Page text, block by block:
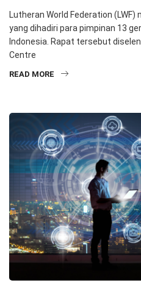
Lutheran World Federation
yang dihadiri para pimpinan 13
Indonesia. Rapat tersebut
Centre
READ MORE